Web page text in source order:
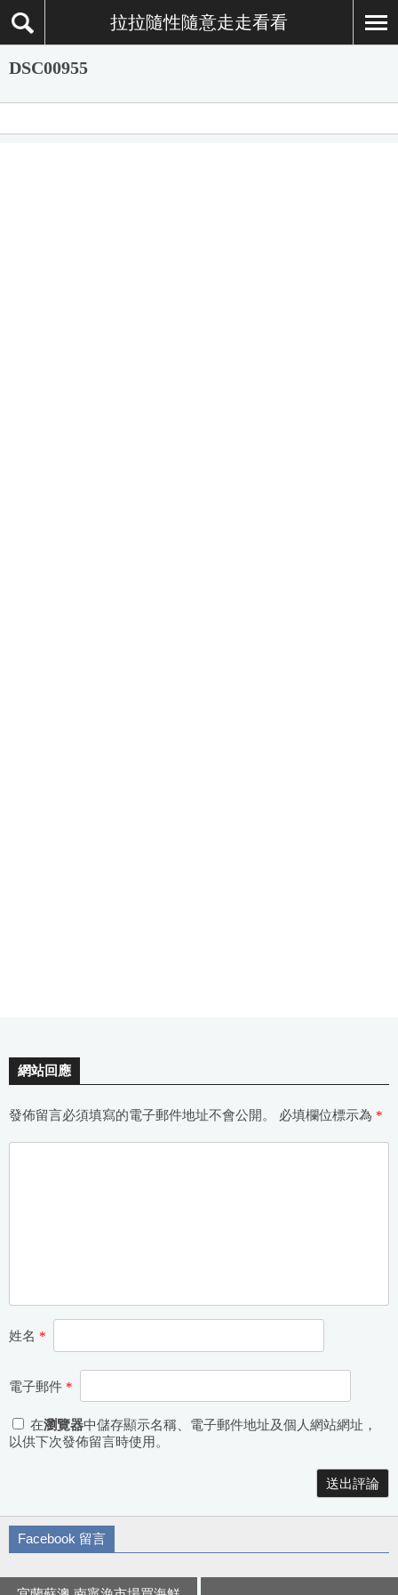
拉拉隨性隨意走走看看
DSC00955
網站回應
發佈留言必須填寫的電子郵件地址不會公開。 必填欄位標示為 *
姓名 *
電子郵件 *
在瀏覽器中儲存顯示名稱、電子郵件地址及個人網站網址，
以供下次發佈留言時使用。
Facebook 留言